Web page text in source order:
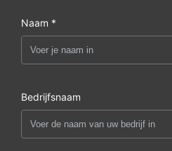
Naam *
Bedrijfsnaam